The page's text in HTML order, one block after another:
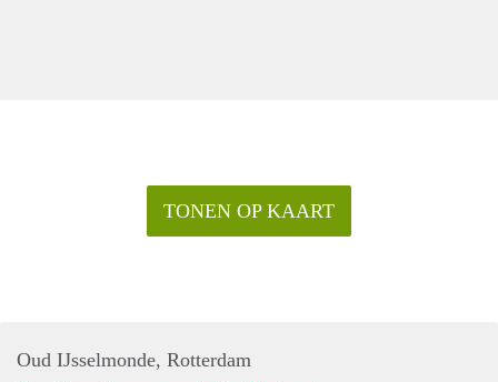
TONEN OP KAART
Oud IJsselmonde, Rotterdam